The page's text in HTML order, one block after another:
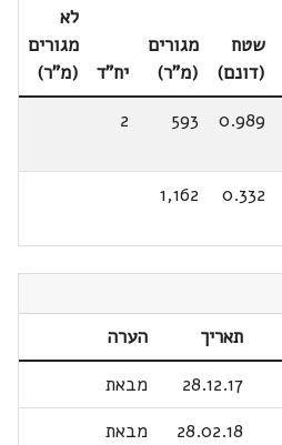
שטח
(דונם)
מגורים
(מ"ר)
יח"ד
לא
מגורים
(מ"ר)
0.989
593
2
0.332
1,162
תאריך
הערה
28.12.17
מבאת
28.02.18
מבאת